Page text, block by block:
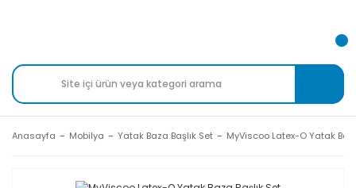
Anasayfa Mobilya Yatak Baza Başlık Set MyViscoo Latex-O Yatak